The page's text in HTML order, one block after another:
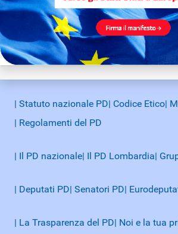
| Statuto nazionale PD| Codice Etico|
| Regolamenti del PD
| Il PD nazionale| Il PD Lombardia|
| Deputati PD| Senatori PD|
| La Trasparenza del PD| Noi e la tua